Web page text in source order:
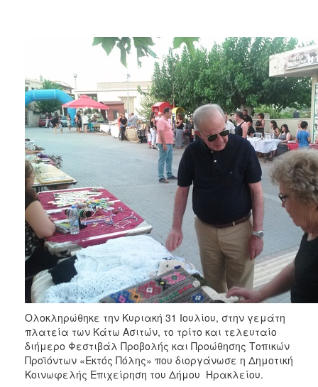
2010
2006
ΤΟΠΟΣ
ΠΟΛΙΤΙΣΜΟΣ
ΑΝΘΕΚΤΙΚΗ
ΠΟΛΗ
Ολοκληρώθηκε την Κυριακή 31 Ιουλίου, στην γεμάτη
πλατεία των Κάτω Ασιτών, το τρίτο και τελευταίο
διήμερο Φεστιβάλ Προβολής και Προώθησης Τοπικών
Προϊόντων «Εκτός Πόλης» που διοργάνωσε η Δημοτική
Κοινωφελής Επιχείρηση του Δήμου Ηρακλείου.